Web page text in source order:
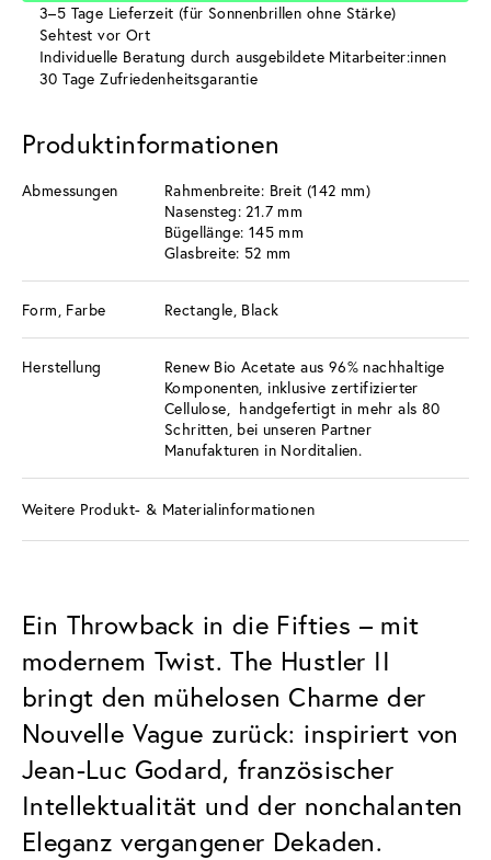
3–5 Tage Lieferzeit (für Sonnenbrillen ohne Stärke)
Sehtest vor Ort
Individuelle Beratung durch ausgebildete Mitarbeiter:innen
30 Tage Zufriedenheitsgarantie
Produktinformationen
Abmessungen
Rahmenbreite: Breit (142 mm)
Nasensteg: 21.7 mm
Bügellänge: 145 mm
Glasbreite: 52 mm
Form, Farbe Rectangle, Black
Herstellung
Renew Bio Acetate aus 96% nachhaltige
Komponenten, inklusive zertifizierter
Cellulose, handgefertigt in mehr als 80
Schritten, bei unseren Partner
Manufakturen in Norditalien.
Weitere Produkt- & Materialinformationen
Ein Throwback in die Fifties – mit
modernem Twist. The Hustler II
bringt den mühelosen Charme der
Nouvelle Vague zurück: inspiriert von
Jean-Luc Godard, französischer
Intellektualität und der nonchalanten
Eleganz vergangener Dekaden.